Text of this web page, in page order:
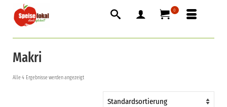
0
Makri
Alle 4 Ergebnisse werden angezeigt